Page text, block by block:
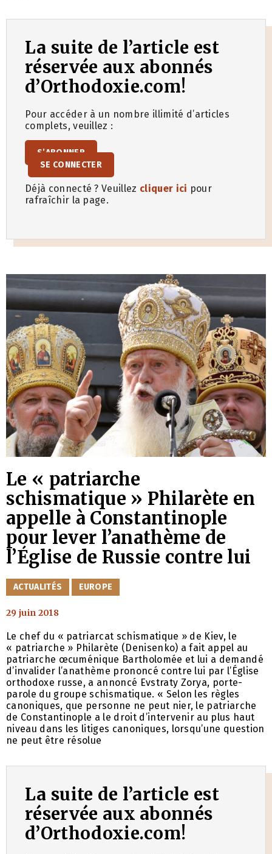
La suite de l’article est
réservée aux abonnés
d’Orthodoxie.com!
Pour accéder à un nombre illimité d’articles
complets, veuillez :
S’ABONNER
SE CONNECTER
Déjà connecté ? Veuillez cliquer ici pour
rafraîchir la page.
Le « patriarche
schismatique » Philarète en
appelle à Constantinople
pour lever l’anathème de
l’Église de Russie contre lui
CATÉGORIES
ACTUALITÉS EUROPE
29 juin 2018
Le chef du « patriarcat schismatique » de Kiev, le
« patriarche » Philarète (Denisenko) a fait appel au
patriarche œcuménique Bartholomée et lui a demandé
d’invalider l’anathème prononcé contre lui par l’Église
orthodoxe russe, a annoncé Evstraty Zorya, porte-
parole du groupe schismatique. « Selon les règles
canoniques, que personne ne peut nier, le patriarche
de Constantinople a le droit d’intervenir au plus haut
niveau dans les litiges canoniques, lorsqu’une question
ne peut être résolue
La suite de l’article est
réservée aux abonnés
d’Orthodoxie.com!